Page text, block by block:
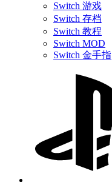
Switch 游戏
Switch 存档
Switch 教程
Switch MOD
Switch 金手指